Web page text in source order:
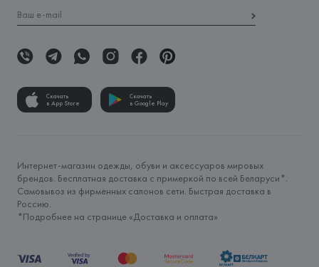
Скачать
в App Store
Скачать
в Google Play
Интернет-магазин одежды, обуви и аксессуаров мировых
брендов. Бесплатная доставка с примеркой по всей Беларуси*.
Самовывоз из фирменных салонов сети. Быстрая доставка в
Россию.
*Подробнее на странице «Доставка и оплата»